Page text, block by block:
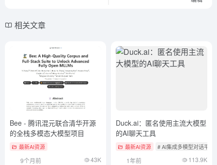
相关文章
Bee - 腾讯混元联合清华开源
的全栈多模态大模型项目
最新AI资源
9个月前 43K
Duck.ai：匿名使用主流大模型
的AI聊天工具
最新AI资源 # AI集成多模型对话平台
1年前 113.9K